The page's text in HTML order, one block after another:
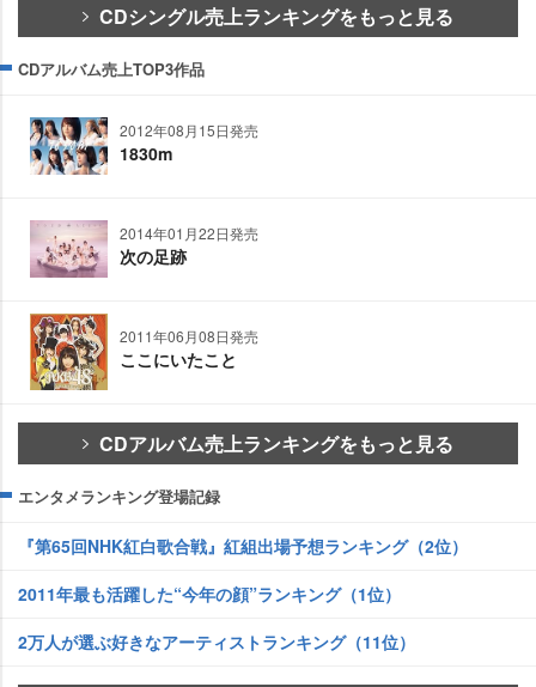
CDシングル売上ランキングをもっと見る
CDアルバム売上TOP3作品
2012年08月15日発売
1830m
2014年01月22日発売
次の足跡
2011年06月08日発売
ここにいたこと
CDアルバム売上ランキングをもっと見る
エンタメランキング登場記録
『第65回NHK紅白歌合戦』紅組出場予想ランキング（2位）
2011年最も活躍した“今年の顔”ランキング（1位）
2万人が選ぶ好きなアーティストランキング（11位）